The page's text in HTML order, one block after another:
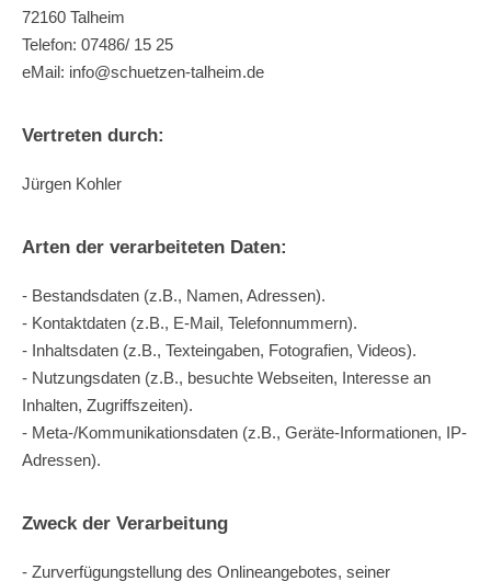
72160 Talheim
Telefon: 07486/ 15 25
eMail: info@schuetzen-talheim.de
Vertreten durch:
Jürgen Kohler
Arten der verarbeiteten Daten:
- Bestandsdaten (z.B., Namen, Adressen).
- Kontaktdaten (z.B., E-Mail, Telefonnummern).
- Inhaltsdaten (z.B., Texteingaben, Fotografien, Videos).
- Nutzungsdaten (z.B., besuchte Webseiten, Interesse an
Inhalten, Zugriffszeiten).
- Meta-/Kommunikationsdaten (z.B., Geräte-Informationen, IP-
Adressen).
Zweck der Verarbeitung
- Zurverfügungstellung des Onlineangebotes, seiner